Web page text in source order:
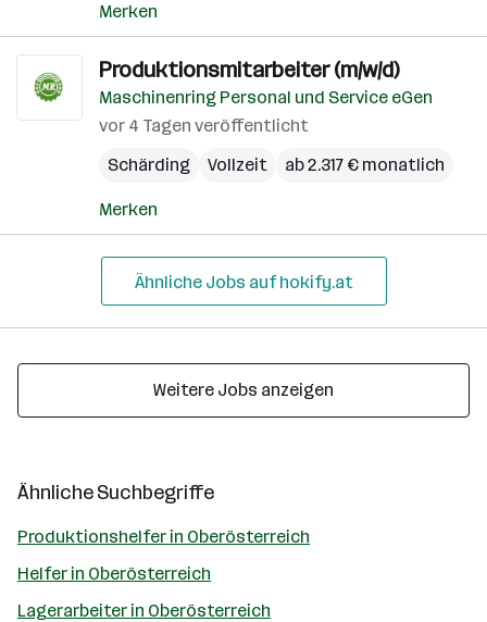
Merken
Produktionsmitarbeiter (m/w/d)
Maschinenring Personal und Service eGen
vor 4 Tagen veröffentlicht
Schärding
Vollzeit ab 2.317 € monatlich
Merken
Ähnliche Jobs auf hokify.at
Weitere Jobs anzeigen
Ähnliche Suchbegriffe
Produktionshelfer in Oberösterreich
Helfer in Oberösterreich
Lagerarbeiter in Oberösterreich